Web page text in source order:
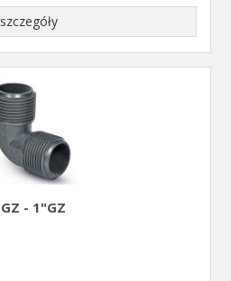
szczegóły
- 1"GZ